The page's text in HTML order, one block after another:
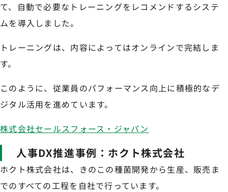
て、自動で必要なトレーニングをレコメンドするシステ
ムを導入しました。
トレーニングは、内容によってはオンラインで完結しま
す。
このように、従業員のパフォーマンス向上に積極的なデ
ジタル活用を進めています。
株式会社セールスフォース・ジャパン
人事DX推進事例：ホクト株式会社
ホクト株式会社は、きのこの種菌開発から生産、販売ま
でのすべての工程を自社で行っています。